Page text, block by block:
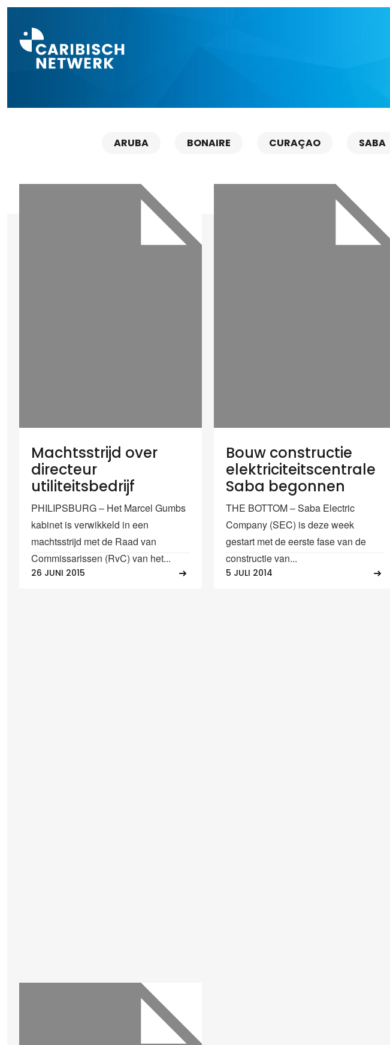
ARUBA BONAIRE CURAÇAO SABA
Machtsstrijd over
directeur
utiliteitsbedrijf
PHILIPSBURG – Het Marcel Gumbs
kabinet is verwikkeld in een
machtsstrijd met de Raad van
Commissarissen (RvC) van het...
26 JUNI 2015
Bouw constructie
elektriciteitscentrale
Saba begonnen
THE BOTTOM – Saba Electric
Company (SEC) is deze week
gestart met de eerste fase van de
constructie van...
5 JULI 2014